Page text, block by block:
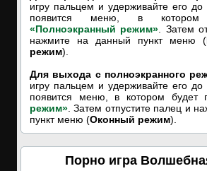
игру пальцем и удерживайте его
появится меню, в котором
«Полноэкранный режим» . Затем
нажмите на данный пункт меню (
режим).
Для выхода с полноэкранного
игру пальцем и удерживайте его
появится меню, в котором будет
режим» . Затем отпустите палец и
пункт меню (Оконный режим).
Порно игра